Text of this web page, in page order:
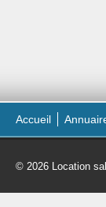
Accueil
© 2026 Location